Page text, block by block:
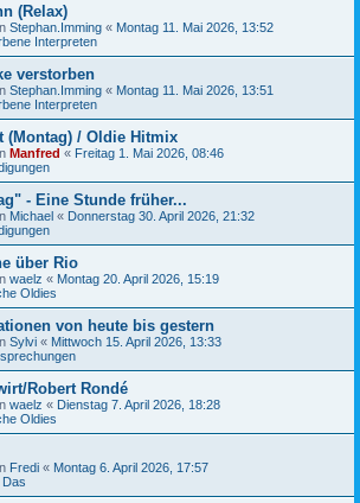
(Relax)
Stephan.Imming « Montag 11. Mai 2026, 13:52
Interpreten
verstorben
Stephan.Imming « Montag 11. Mai 2026, 13:51
Interpreten
(Montag) / Oldie Hitmix
Manfred « Freitag 1. Mai 2026, 08:46
- Eine Stunde früher...
Michael « Donnerstag 30. April 2026, 21:32
über Rio
waelz « Montag 20. April 2026, 15:19
Oldies
von heute bis gestern
Sylvi « Mittwoch 15. April 2026, 13:33
Robert Rondé
waelz « Dienstag 7. April 2026, 18:28
Oldies
Fredi « Montag 6. April 2026, 17:57
Das